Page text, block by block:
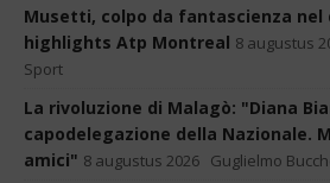
Musetti, colpo da fantascienza nel
highlights Atp Montreal 8 augustus
Sport
La rivoluzione di Malagò: "Diana
capodelegazione della Nazionale.
amici" 8 augustus 2026 Guglielmo